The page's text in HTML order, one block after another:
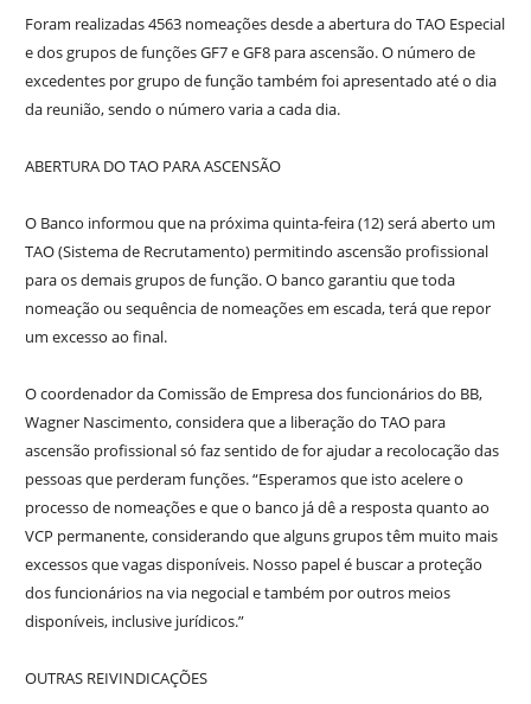
Foram realizadas 4563 nomeações desde a abertura do TAO Especial
e dos grupos de funções GF7 e GF8 para ascensão. O número de
excedentes por grupo de função também foi apresentado até o dia
da reunião, sendo o número varia a cada dia.
ABERTURA DO TAO PARA ASCENSÃO
O Banco informou que na próxima quinta-feira (12) será aberto um
TAO (Sistema de Recrutamento) permitindo ascensão profissional
para os demais grupos de função. O banco garantiu que toda
nomeação ou sequência de nomeações em escada, terá que repor
um excesso ao final.
O coordenador da Comissão de Empresa dos funcionários do BB,
Wagner Nascimento, considera que a liberação do TAO para
ascensão profissional só faz sentido de for ajudar a recolocação das
pessoas que perderam funções. “Esperamos que isto acelere o
processo de nomeações e que o banco já dê a resposta quanto ao
VCP permanente, considerando que alguns grupos têm muito mais
excessos que vagas disponíveis. Nosso papel é buscar a proteção
dos funcionários na via negocial e também por outros meios
disponíveis, inclusive jurídicos.”
OUTRAS REIVINDICAÇÕES